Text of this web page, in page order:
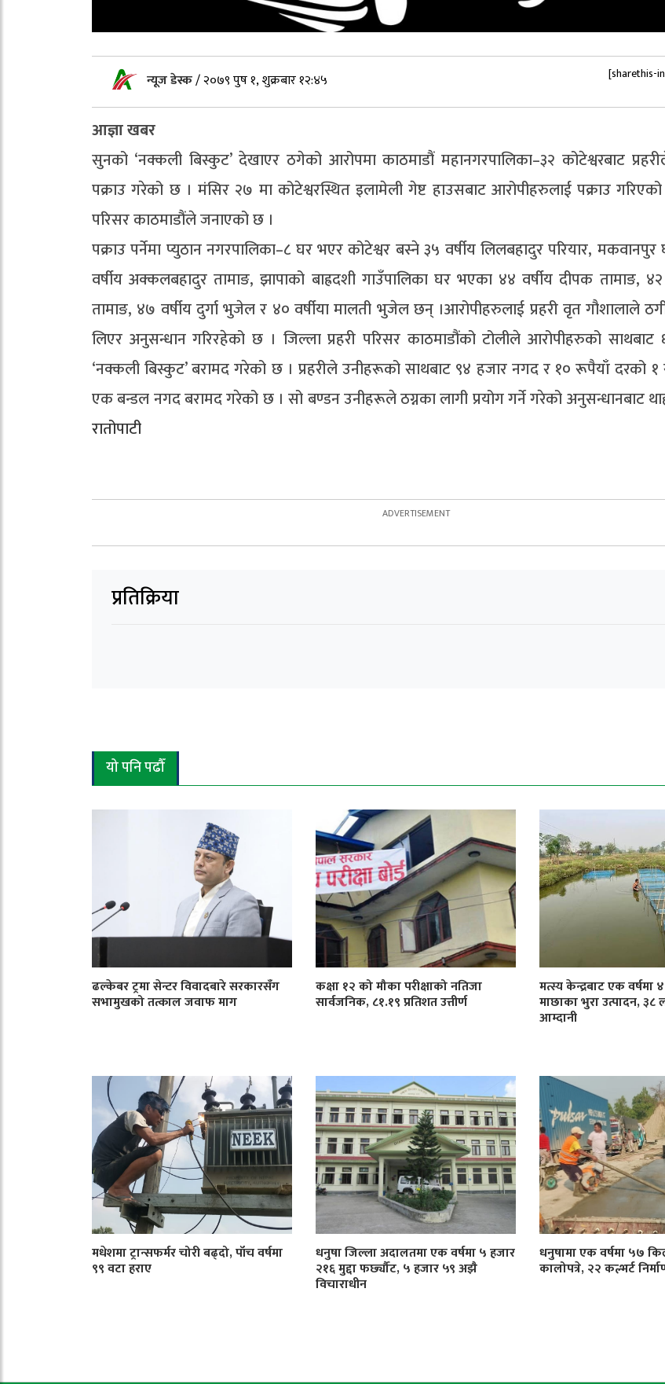
न्यूज डेस्क/२०७९ पुष १, शुक्रबार १२:४५ [sharethis-
आज्ञा खबर
सुनको ‘नक्कली बिस्कुट’ देखाएर ठगेको आरोपमा काठमाडौं महानगरपालिका–३२ कोटेश्वरबाट
पक्राउ गरेको छ । मंसिर २७ मा कोटेश्वरस्थित इलामेली गेष्ट हाउसबाट आरोपीहरुलाई पक्राउ गरिएको
परिसर काठमाडौंले जनाएको छ ।
पक्राउ पर्नेमा प्युठान नगरपालिका–८ घर भएर कोटेश्वर बस्ने ३५ वर्षीय लिलबहादुर परियार,
वर्षीय अक्कलबहादुर तामाङ, झापाको बाह्रदशी गाउँपालिका घर भएका ४४ वर्षीय दीपक तामाङ, ४२
तामाङ, ४७ वर्षीय दुर्गा भुजेल र ४० वर्षीया मालती भुजेल छन् ।आरोपीहरुलाई प्रहरी वृत गौशालाले ठगी
लिएर अनुसन्धान गरिरहेको छ । जिल्ला प्रहरी परिसर काठमाडौंको टोलीले आरोपीहरुको
‘नक्कली बिस्कुट’ बरामद गरेको छ । प्रहरीले उनीहरूको साथबाट ९४ हजार नगद र १० रूपैयाँ दरको
एक बन्डल नगद बरामद गरेको छ । सो बण्डन उनीहरूले ठग्नका लागी प्रयोग गर्ने गरेको अनुसन्धानबाट
रातोपाटी
प्रतिक्रिया
यो पनि पढौँ
ढल्केबर ट्रमा सेन्टर विवादबारे सरकारसँग
सभामुखको तत्काल जवाफ माग
कक्षा १२ को मौका परीक्षाको नतिजा
सार्वजनिक, ८१.१९ प्रतिशत उत्तीर्ण
मत्स्य केन्द्रबाट एक
माछाका भुरा उत्पादन, ३८
आम्दानी
मधेशमा ट्रान्सफर्मर चोरी बढ्दो, पाँच वर्षमा
९९ वटा हराए
धनुषा जिल्ला अदालतमा एक वर्षमा ५ हजार
२१६ मुद्दा फर्छ्यौट, ५ हजार ५९ अझै
विचाराधीन
धनुषामा एक वर्षमा ५७
कालोपत्रे, २२ कल्भर्ट